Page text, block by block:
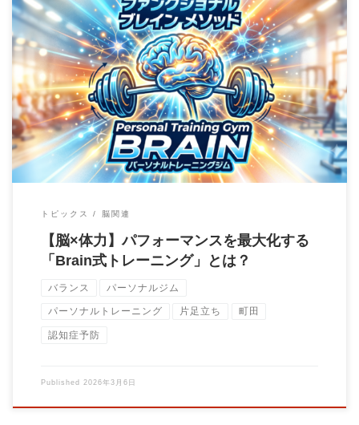
「最近、体が重いだけでなく、集中力が続かない」 「筋トレは
しているけれど、仕事や私生活でのキレが戻ら […]
トピックス 脳関連
【脳×体力】パフォーマンスを最大化する
「Brain式トレーニング」とは？
バランス パーソナルジム
パーソナルトレーニング 片足立ち 町田
認知症予防
Published 2026年3月6日